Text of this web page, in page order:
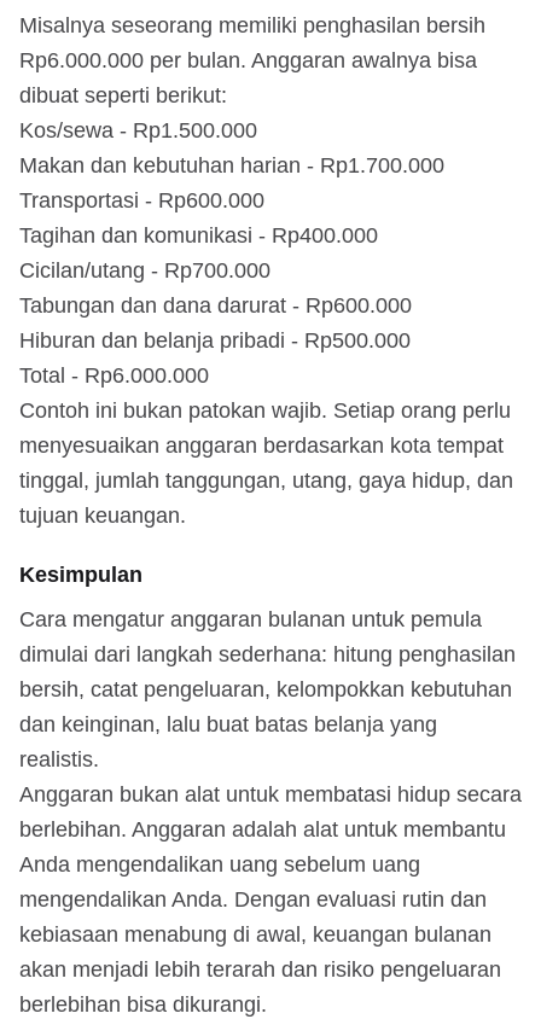
Misalnya seseorang memiliki penghasilan bersih
Rp6.000.000 per bulan. Anggaran awalnya bisa
dibuat seperti berikut:
Kos/sewa - Rp1.500.000
Makan dan kebutuhan harian - Rp1.700.000
Transportasi - Rp600.000
Tagihan dan komunikasi - Rp400.000
Cicilan/utang - Rp700.000
Tabungan dan dana darurat - Rp600.000
Hiburan dan belanja pribadi - Rp500.000
Total - Rp6.000.000
Contoh ini bukan patokan wajib. Setiap orang perlu
menyesuaikan anggaran berdasarkan kota tempat
tinggal, jumlah tanggungan, utang, gaya hidup, dan
tujuan keuangan.
Kesimpulan
Cara mengatur anggaran bulanan untuk pemula
dimulai dari langkah sederhana: hitung penghasilan
bersih, catat pengeluaran, kelompokkan kebutuhan
dan keinginan, lalu buat batas belanja yang
realistis.
Anggaran bukan alat untuk membatasi hidup secara
berlebihan. Anggaran adalah alat untuk membantu
Anda mengendalikan uang sebelum uang
mengendalikan Anda. Dengan evaluasi rutin dan
kebiasaan menabung di awal, keuangan bulanan
akan menjadi lebih terarah dan risiko pengeluaran
berlebihan bisa dikurangi.